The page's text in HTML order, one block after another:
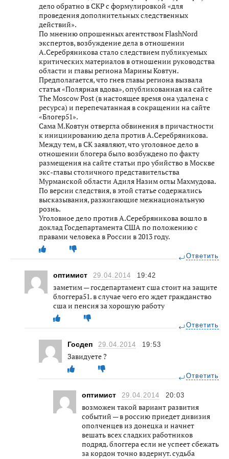
дело обратно в СКР с формулировкой «для
проведения дополнительных следственных
действий».
По мнению опрошенных агентством FlashNord
экспертов, возбуждение дела в отношении
А.Серебряникова стало следствием публикуемых
критических материалов в отношении руководства
области и главы региона Марины Ковтун.
Предполагается, что гнев главы региона вызвала
статья «Полярная вдова», опубликованная на сайте
The Moscow Post (в настоящее время она удалена с
ресурса) и перепечатанная в сокращении на сайте
«Блогер51».
Сама М.Ковтун отвергла обвинения в причастности
к инициированию дела против А.Серебряникова.
Между тем, в СК заявляют, что уголовное дело в
отношении блогера было возбуждено по факту
размещения на сайте статьи про убийство в Москве
экс-главы столичного представительства
Мурманской области Адиля Назим оглы Махмудова.
По версии следствия, в этой статье содержались
высказывания, разжигающие межнациональную
рознь.
Уголовное дело против А.Серебряникова вошло в
доклад Госдепартамента США по положению с
правами человека в России в 2013 году.
Ответить
оптимист 29.04.2014 19:42
заметим — госдепартамент сша стоит на защите
блоггера51. в случае чего его ждет гражданство
сша и пенсия за хорошую работу
Ответить
Госдеп 29.04.2014 19:53
Завидуете ?
Ответить
оптимист 29.04.2014 20:03
возможен такой вариант развития
событий — в россию приедет дивизия
ополченцев из донецка и начнет
вешать всех сладких работников
подряд. блоггера если не успеет сбежать
за кордон точно вздернут. судьба